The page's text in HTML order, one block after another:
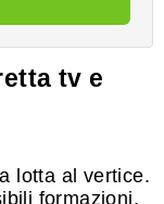
tv e
lotta al vertice.
formazioni.